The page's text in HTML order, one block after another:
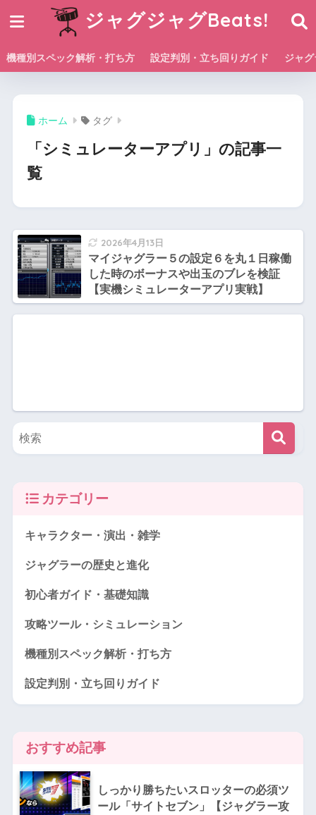
ジャグジャグBeats!
機種別スペック解析・打ち方 設定判別・立ち回りガイド ジャ
ホーム タグ
「シミュレーターアプリ」の記事一
覧
2026年4月13日
マイジャグラー５の設定６を丸１日稼働
した時のボーナスや出玉のブレを検証
【実機シミュレーターアプリ実戦】
カテゴリー
キャラクター・演出・雑学
ジャグラーの歴史と進化
初心者ガイド・基礎知識
攻略ツール・シミュレーション
機種別スペック解析・打ち方
設定判別・立ち回りガイド
おすすめ記事
しっかり勝ちたいスロッターの必須ツ
ール「サイトセブン」【ジャグラー攻